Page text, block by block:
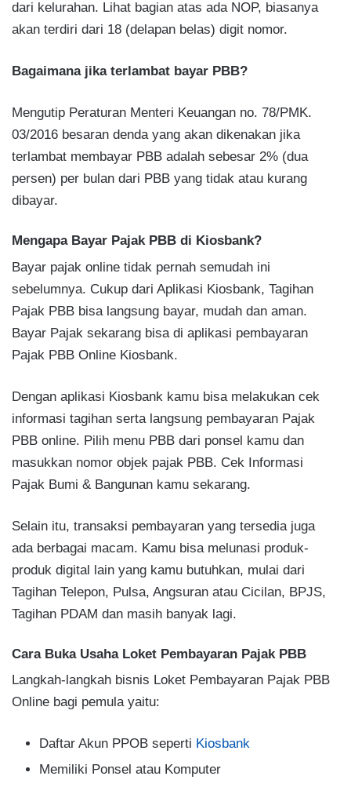
dari kelurahan. Lihat bagian atas ada NOP, biasanya
akan terdiri dari 18 (delapan belas) digit nomor.
Bagaimana jika terlambat bayar PBB?
Mengutip Peraturan Menteri Keuangan no. 78/PMK.
03/2016 besaran denda yang akan dikenakan jika
terlambat membayar PBB adalah sebesar 2% (dua
persen) per bulan dari PBB yang tidak atau kurang
dibayar.
Mengapa Bayar Pajak PBB di Kiosbank?
Bayar pajak online tidak pernah semudah ini
sebelumnya. Cukup dari Aplikasi Kiosbank, Tagihan
Pajak PBB bisa langsung bayar, mudah dan aman.
Bayar Pajak sekarang bisa di aplikasi pembayaran
Pajak PBB Online Kiosbank.
Dengan aplikasi Kiosbank kamu bisa melakukan cek
informasi tagihan serta langsung pembayaran Pajak
PBB online. Pilih menu PBB dari ponsel kamu dan
masukkan nomor objek pajak PBB. Cek Informasi
Pajak Bumi & Bangunan kamu sekarang.
Selain itu, transaksi pembayaran yang tersedia juga
ada berbagai macam. Kamu bisa melunasi produk-
produk digital lain yang kamu butuhkan, mulai dari
Tagihan Telepon, Pulsa, Angsuran atau Cicilan, BPJS,
Tagihan PDAM dan masih banyak lagi.
Cara Buka Usaha Loket Pembayaran Pajak PBB
Langkah-langkah bisnis Loket Pembayaran Pajak PBB
Online bagi pemula yaitu:
Daftar Akun PPOB seperti Kiosbank
Memiliki Ponsel atau Komputer